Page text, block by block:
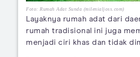
Foto: Rumah Adat Sunda (milenialjoss.com)
Layaknya rumah adat dari
rumah tradisional ini juga
menjadi ciri khas dan tidak